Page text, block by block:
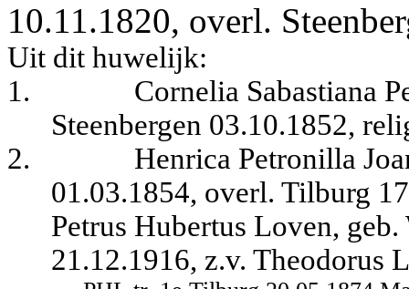
10.11.1820, overl.
Uit dit huwelijk:
1.
Cornelia Sabastiana
Steenbergen 03.10.1852,
2.
Henrica Petronilla
01.03.1854, overl. Tilburg
Petrus Hubertus Loven,
21.12.1916, z.v. Theodorus